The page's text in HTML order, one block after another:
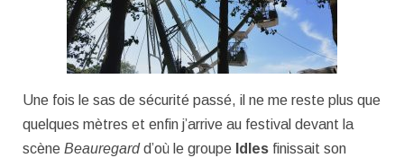
Une fois le sas de sécurité passé, il ne me reste plus que
quelques mètres et enfin j’arrive au festival devant la
scène Beauregardd’où le groupe Idles finissait son